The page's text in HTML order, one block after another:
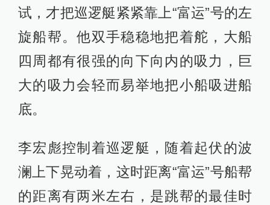
试，才把巡逻艇紧紧靠上“富运”号的左
旋船帮。他双手稳稳地把着舵，大船
四周都有很强的向下向内的吸力，巨
大的吸力会轻而易举地把小船吸进船
底。
李宏彪控制着巡逻艇，随着起伏的波
澜上下晃动着，这时距离“富运”号船帮
的距离有两米左右，是跳帮的最佳时